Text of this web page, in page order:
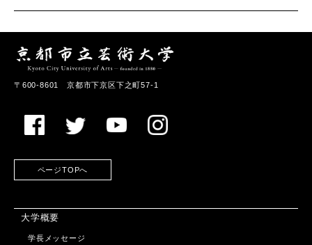
〒600-8601 京都市下京区下之町57-1
ページTOPへ
大学概要
学長メッセージ